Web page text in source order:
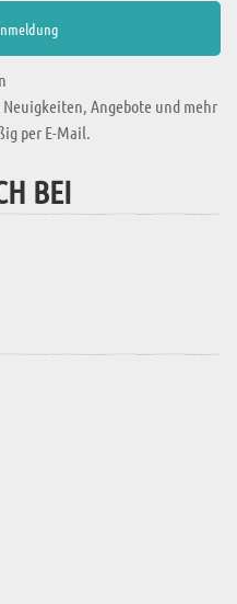
Angebote und mehr
per E-Mail.
BEI